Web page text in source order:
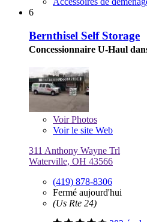
6
Bernthisel Self Storage
Concessionnaire U-Haul
VoirPhotos
Voir le site Web
311 Anthony Wayne Trl
Waterville, OH 43566
(419) 878-8306
Fermé aujourd'hui
(Us Rte 24)